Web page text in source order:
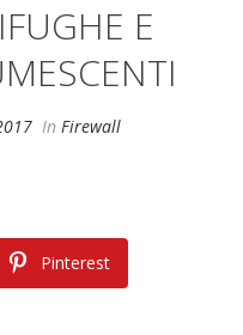
E
In Firewall
Pinterest